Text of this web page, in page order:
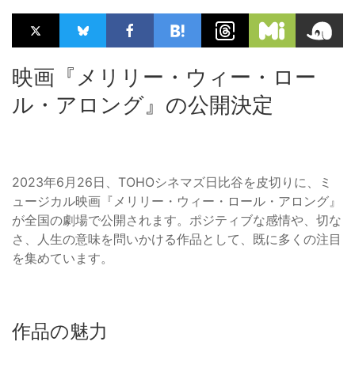
映画『メリリー・ウィー・ロー
ル・アロング』の公開決定
2023年6月26日、TOHOシネマズ日比谷を皮切りに、ミ
ュージカル映画『メリリー・ウィー・ロール・アロング』
が全国の劇場で公開されます。ポジティブな感情や、切な
さ、人生の意味を問いかける作品として、既に多くの注目
を集めています。
作品の魅力